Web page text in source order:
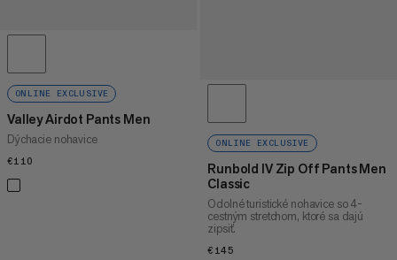
ONLINE EXCLUSIVE
Valley Airdot Pants Men
Dýchacie nohavice
€110
ONLINE EXCLUSIVE
Runbold IV Zip Off Pants Men
Classic
Odolné turistické nohavice so 4-
cestným stretchom, ktoré sa dajú
zipsiť.
€145